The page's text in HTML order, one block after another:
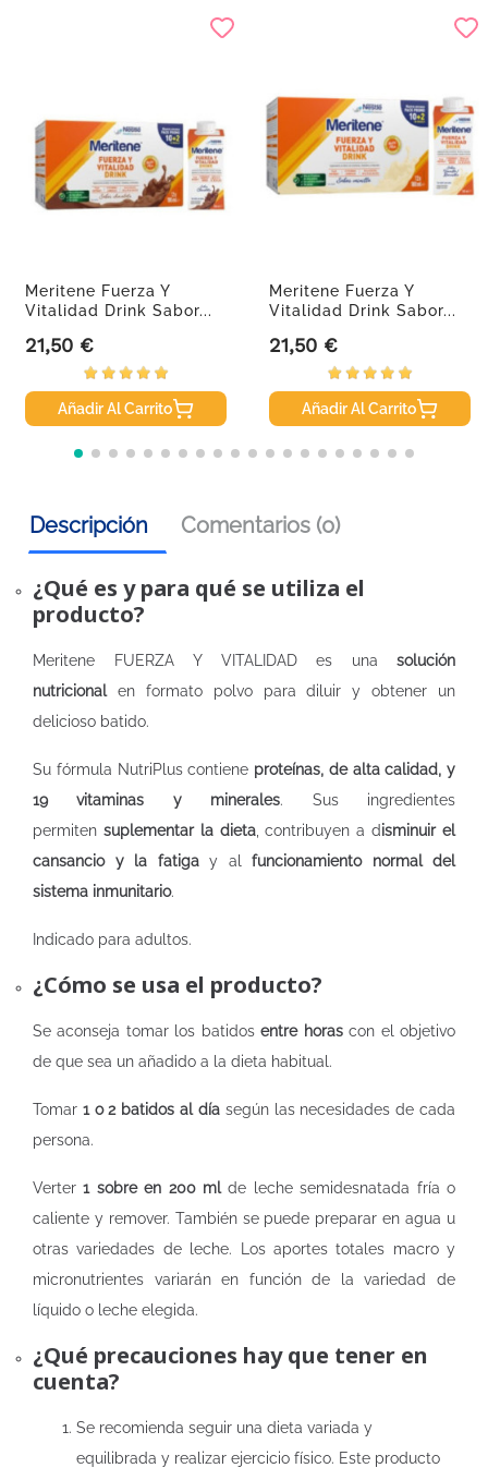
Meritene Fuerza Y
Vitalidad Drink Sabor...
Precio
21,50 €
Añadir Al Carrito
Meritene Fuerza Y
Vitalidad Drink Sabor...
Precio
21,50 €
Añadir Al Carrito
Descripción Comentarios (0)
¿Qué es y para qué se utiliza el
producto?
Meritene FUERZA Y VITALIDAD es una solución
nutricionalen formato polvo para diluir y obtener un
delicioso batido.
Su fórmula NutriPlus contiene proteínas, de alta calidad, y
19 vitaminas y minerales. Sus ingredientes
permiten suplementar la dieta, contribuyen a disminuir el
cansancio y la fatigay al funcionamiento normal del
sistema inmunitario.
Indicado para adultos.
¿Cómo se usa el producto?
Se aconseja tomar los batidosentre horascon el objetivo
de que sea un añadido a la dieta habitual.
Tomar 1 o 2 batidos al díasegún las necesidades de cada
persona.
Verter1 sobre en 200 mlde leche semidesnatada fría o
caliente y remover. También se puede preparar en agua u
otras variedades de leche. Los aportes totales macro y
micronutrientes variarán en función de la variedad de
líquido o leche elegida.
¿Qué precauciones hay que tener en
cuenta?
Se recomienda seguir una dieta variada y
equilibrada y realizar ejercicio físico. Este producto